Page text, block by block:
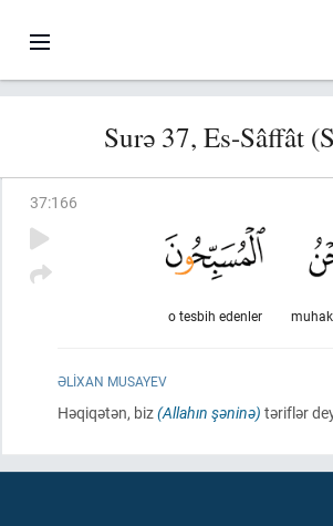
Surə 37, Es-Sâffât
37:166
o tesbih edenler
ƏLIXAN MUSAYEV
Həqiqətən, biz(Allahın şəninə) təriflər